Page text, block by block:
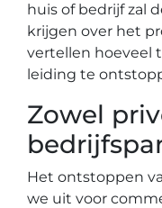
huis of bedrijf zal
krijgen over het
vertellen hoeveel
leiding te
Zowel
Het ontstoppen
we uit voor